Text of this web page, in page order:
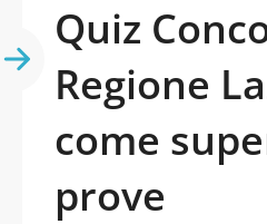
Quiz
Regione
come
prove